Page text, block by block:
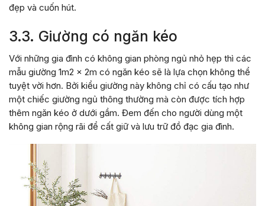
đẹp và cuốn hút.
3.3. Giường có ngăn kéo
Với những gia đình có không gian phòng ngủ nhỏ hẹp thì các
mẫu giường 1m2 x 2m có ngăn kéo sẽ là lựa chọn không thể
tuyệt vời hơn. Bởi kiểu giường này không chỉ có cấu tạo như
một chiếc giường ngủ thông thường mà còn được tích hợp
thêm ngăn kéo ở dưới gầm. Đem đến cho người dùng một
không gian rộng rãi để cất giữ và lưu trữ đồ đạc gia đình.